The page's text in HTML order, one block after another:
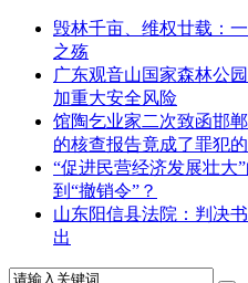
毁林千亩、维权廿载：
之殇
广东观音山国家森林公
加重大安全风险
馆陶乞业家二次致函邯
的核查报告竟成了罪犯
“促进民营经济发展壮大
到“撤销令”？
山东阳信县法院：判决
出